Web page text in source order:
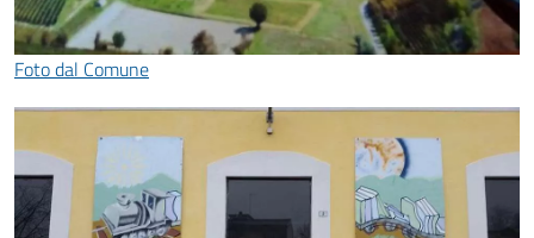
Foto dal Comune